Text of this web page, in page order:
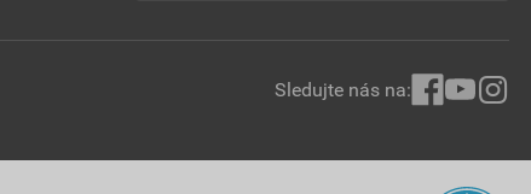
Sledujte nás na: